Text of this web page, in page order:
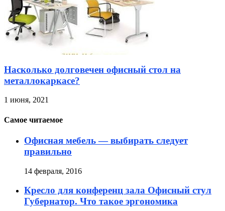
Насколько долговечен офисный стол на
металлокаркасе?
1 июня, 2021
Самое читаемое
Офисная мебель — выбирать следует
правильно
14 февраля, 2016
Кресло для конференц зала Офисный стул
Губернатор. Что такое эргономика